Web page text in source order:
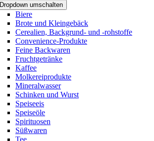
Dropdown umschalten
Biere
Brote und Kleingebäck
Cerealien, Backgrund- und -rohstoffe
Convenience-Produkte
Feine Backwaren
Fruchtgetränke
Kaffee
Molkereiprodukte
Mineralwasser
Schinken und Wurst
Speiseeis
Speiseöle
Spirituosen
Süßwaren